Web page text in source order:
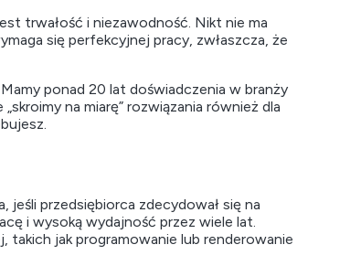
trwałość i niezawodność. Nikt nie ma
się perfekcyjnej pracy, zwłaszcza, że
ponad 20 lat doświadczenia w branży
na miarę” rozwiązania również dla
jeśli przedsiębiorca zdecydował się na
i wysoką wydajność przez wiele lat.
takich jak programowanie lub renderowanie